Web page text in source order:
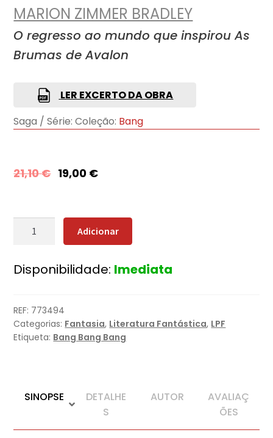
MARION ZIMMER BRADLEY
O regresso ao mundo que inspirou As
Brumas de Avalon
LER EXCERTO DA OBRA
Saga / Série: Coleção: Bang
21,10€ 19,00 €
Quantidade
Casa
Adicionar
Disponibilidade: Imediata
REF: 773494
Categorias: Fantasia, Literatura Fantástica, LPF
Etiqueta: Bang Bang Bang
SINOPSE
DETALHE
S
AUTOR
AVALIAÇ
ÕES